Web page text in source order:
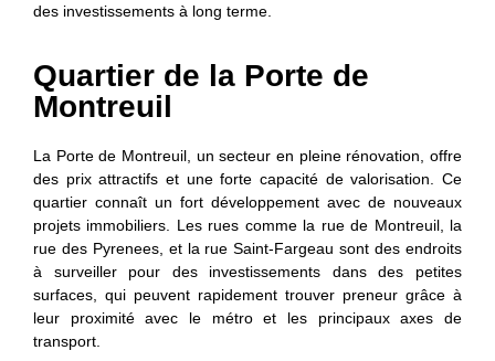
des investissements à long terme.
Quartier de la Porte de
Montreuil
La Porte de Montreuil, un secteur en pleine rénovation, offre
des prix attractifs et une forte capacité de valorisation. Ce
quartier connaît un fort développement avec de nouveaux
projets immobiliers. Les rues comme la rue de Montreuil, la
rue des Pyrenees, et la rue Saint-Fargeau sont des endroits
à surveiller pour des investissements dans des petites
surfaces, qui peuvent rapidement trouver preneur grâce à
leur proximité avec le métro et les principaux axes de
transport.